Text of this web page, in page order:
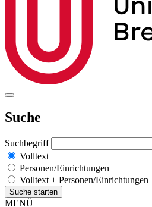
Suche
Suchbegriff
Volltext
Personen/Einrichtungen
Volltext + Personen/Einrichtungen
MENÜ